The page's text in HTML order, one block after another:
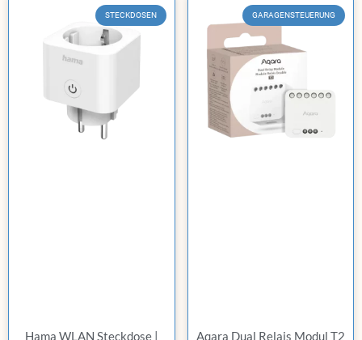
STECKDOSEN
Hama WLAN Steckdose |
GARAGENSTEUERUNG
Aqara Dual Relais Modul T2